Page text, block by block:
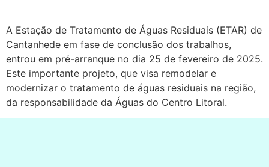
A Estação de Tratamento de Águas Residuais (ETAR) de
Cantanhede em fase de conclusão dos trabalhos,
entrou em pré-arranque no dia 25 de fevereiro de 2025.
Este importante projeto, que visa remodelar e
modernizar o tratamento de águas residuais na região,
da responsabilidade da Águas do Centro Litoral.